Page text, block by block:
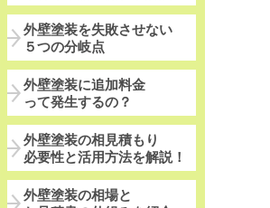
外壁塗装を失敗させない
５つの分岐点
外壁塗装に追加料金
って発生するの？
外壁塗装の相見積もり
必要性と活用方法を解説！
外壁塗装の相場と